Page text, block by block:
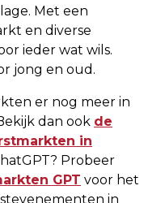
Met een
en diverse
ieder wat wils.
jong en oud.
er nog meer in
dan ook de
in
Probeer
GPT voor het
in